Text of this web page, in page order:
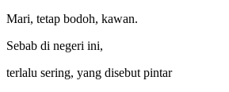
Mari, tetap bodoh, kawan.
Sebab di negeri ini,
terlalu sering, yang disebut pintar